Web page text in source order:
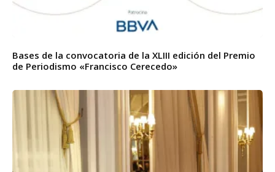
Bases de la convocatoria de la XLIII edición del Premio
de Periodismo «Francisco Cerecedo»